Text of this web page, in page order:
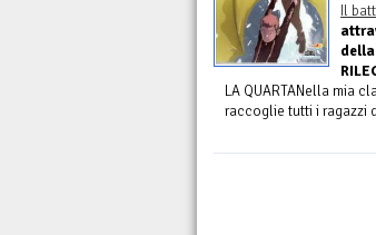
Il
LA QUARTANella mia
raccoglie tutti i ragazzi